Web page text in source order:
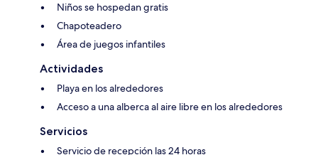
Niños se hospedan gratis
Chapoteadero
Área de juegos infantiles
Actividades
Playa en los alrededores
Acceso a una alberca al aire libre en los alrededores
Servicios
Servicio de recepción las 24 horas